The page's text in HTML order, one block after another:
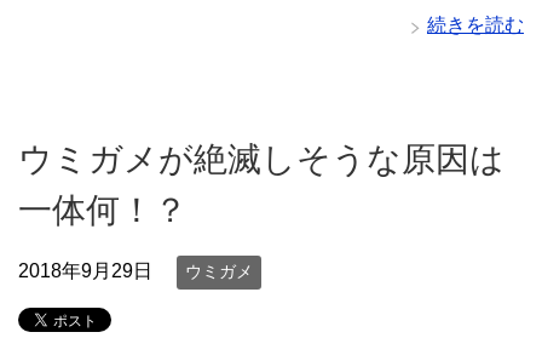
続きを読む
ウミガメが絶滅しそうな原因は
一体何！？
2018年9月29日 ウミガメ